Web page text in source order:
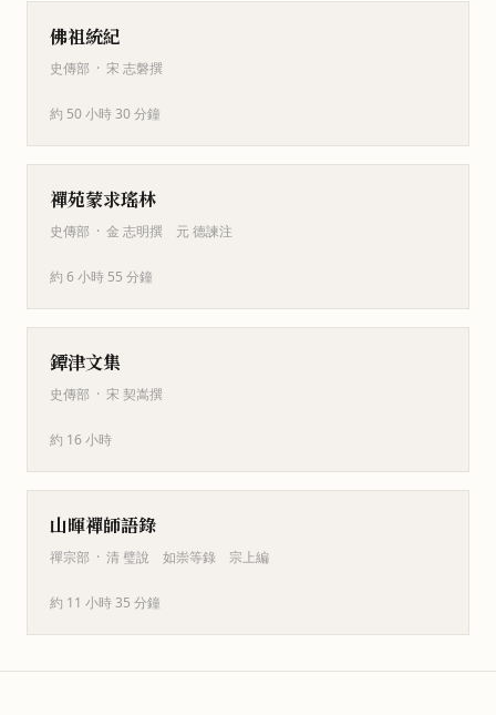
佛祖統紀
史傳部 · 宋 志磐撰
約 50 小時 30 分鐘
禪苑蒙求瑤林
史傳部 · 金 志明撰 元 德諫注
約 6 小時 55 分鐘
鐔津文集
史傳部 · 宋 契嵩撰
約 16 小時
山暉禪師語錄
禪宗部 · 清 璧說 如崇等錄 宗上編
約 11 小時 35 分鐘